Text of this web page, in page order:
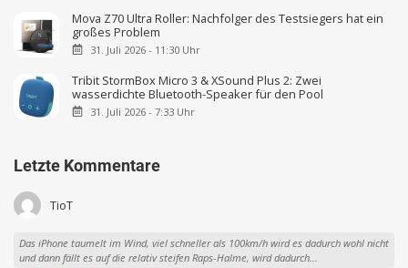
Mova Z70 Ultra Roller: Nachfolger des Testsiegers hat ein
großes Problem
31. Juli 2026 - 11:30 Uhr
Tribit StormBox Micro 3 & XSound Plus 2: Zwei
wasserdichte Bluetooth-Speaker für den Pool
31. Juli 2026 - 7:33 Uhr
Letzte Kommentare
TioT
Das iPhone taumelt im Wind, viel schneller als 100km/h wird es dadurch wohl nicht
und dann fällt es auf die relativ steifen Raps-Halme, wird dadurch...